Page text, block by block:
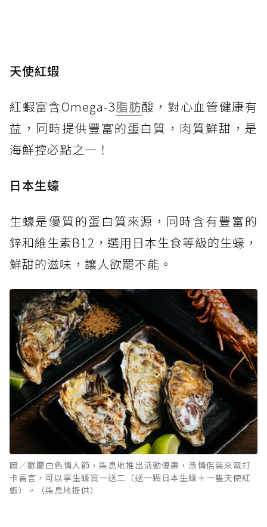
天使紅蝦
紅蝦富含Omega-3脂肪酸，對心血管健康有
益，同時提供豐富的蛋白質，肉質鮮甜，是
海鮮控必點之一！
日本生蠔
生蠔是優質的蛋白質來源，同時含有豐富的
鋅和維生素B12，選用日本生食等級的生蠔，
鮮甜的滋味，讓人欲罷不能。
圖／歡慶白色情人節，柒息地推出活動優惠，憑情侶裝來電打
卡留言，可以享生蠔買一送二（送一顆日本生蠔＋一隻天使紅
蝦）。（柒息地提供）